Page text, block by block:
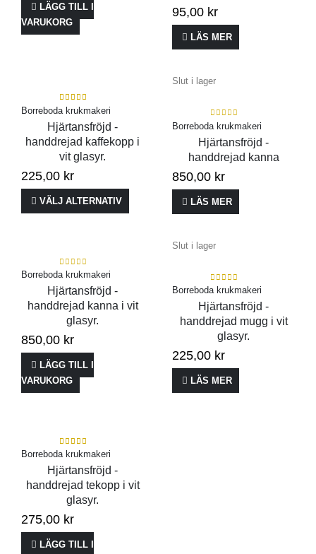
LÄGG TILL I
VARUKORG
95,00 kr
LÄS MER
5.00out of 5
Borreboda krukmakeri
Hjärtansfröjd -
handdrejad kaffekopp i
vit glasyr.
225,00 kr
VÄLJ ALTERNATIV
Slut i lager
0 out of 5
Borreboda krukmakeri
Hjärtansfröjd -
handdrejad kanna
850,00 kr
LÄS MER
0 out of 5
Borreboda krukmakeri
Hjärtansfröjd -
handdrejad kanna i vit
glasyr.
850,00 kr
LÄGG TILL I
VARUKORG
Slut i lager
0 out of 5
Borreboda krukmakeri
Hjärtansfröjd -
handdrejad mugg i vit
glasyr.
225,00 kr
LÄS MER
5.00out of 5
Borreboda krukmakeri
Hjärtansfröjd -
handdrejad tekopp i vit
glasyr.
275,00 kr
LÄGG TILL I